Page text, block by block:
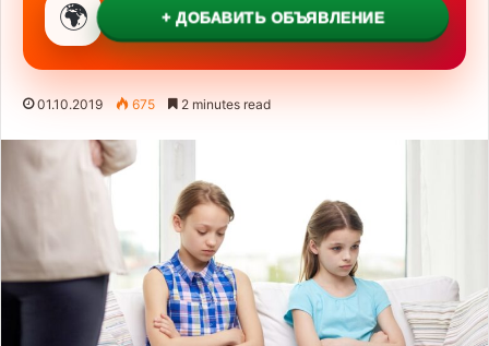
🌍 + ДОБАВИТЬ ОБЪЯВЛЕНИЕ
01.10.2019 675 2 minutes read